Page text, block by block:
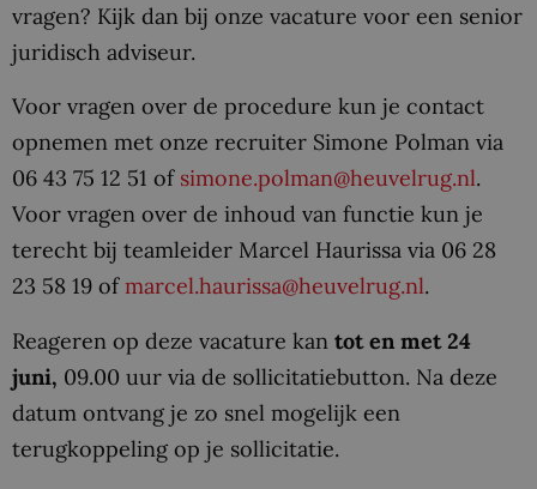
vragen? Kijk dan bij onze vacature voor een senior
juridisch adviseur.
Voor vragen over de procedure kun je contact
opnemen met onze recruiter Simone Polman via
06 43 75 12 51 of simone.polman@heuvelrug.nl.
Voor vragen over de inhoud van functie kun je
terecht bij teamleider Marcel Haurissa via 06 28
23 58 19 ofmarcel.haurissa@heuvelrug.nl.
Reageren op deze vacature kan tot en met 24
juni, 09.00 uur via de sollicitatiebutton. Na deze
datum ontvang je zo snel mogelijk een
terugkoppeling op je sollicitatie.